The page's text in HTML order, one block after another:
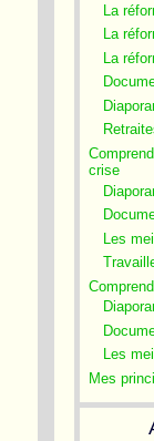
La
La
La
crise
Les
Les
Mes